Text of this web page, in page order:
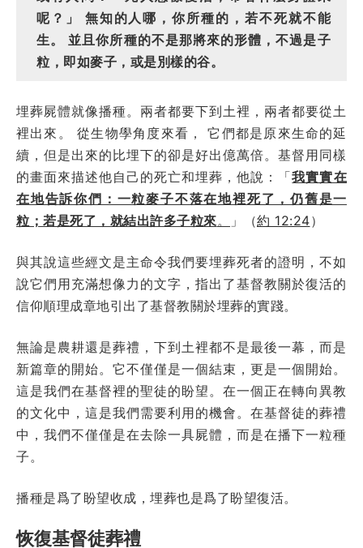
呢？」 無知的人哪，你所種的，若不死就不能
生。 並且你所種的不是那將來的形體，不過是子
粒，即如麥子，或是別樣的谷。
埋葬屍體就像播種。兩者都要下到土裡，兩者都要從土
裡出來。 從生物學角度來看， 它們都是原來生命的延
續，但是出來的比埋下的卻是好出億萬倍。基督用同樣
的畫面來描述他自己的死亡和埋葬，他說：「我實實在
在地告訴你們：一粒麥子不落在地裡死了，仍舊是一
粒；若是死了，就結出許多子粒來。 」（約 12:24）
與其說這些經文是主命令我們要埋葬死者的證明，不如
說它們用充滿想像力的文字，指出了基督教關於復活的
信仰順理成章地引出了基督教關於埋葬的實踐。
無論是農耕還是葬禮，下到土裡都不是最後一幕，而是
新篇章的開始。它不僅僅是一個結束，更是一個開始。
這是我們在基督裡的聖徒的盼望。在一個正在轉向異教
的文化中，這是我們需要利用的機會。在基督徒的葬禮
中，我們不僅僅是在去除一具屍體，而是在播下一粒種
子。
播種是爲了盼望收成，埋葬也是爲了盼望復活。
恢復基督徒葬禮